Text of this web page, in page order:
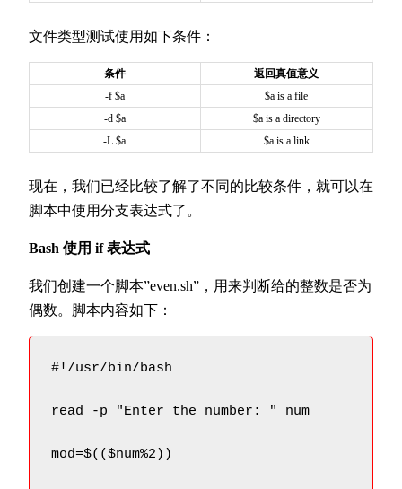
文件类型测试使用如下条件：
条件
返回真值意义
-f $a
$a is a file
-d $a
$a is a directory
-L $a
$a is a link
现在，我们已经比较了解了不同的比较条件，就可以在
脚本中使用分支表达式了。
Bash 使用 if 表达式
我们创建一个脚本”even.sh”，用来判断给的整数是否为
偶数。脚本内容如下：
#!/usr/bin/bash
read -p "Enter the number: " num
mod=$(($num%2))